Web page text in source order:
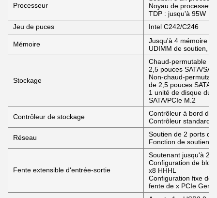
Processeur
Noyau de
TDP : jusqu'à 95W
Jeu de puces
Intel C242/C246
Mémoire
Jusqu'à 4 mémoire
UDIMM de soutien,
Stockage
Chaud-permutable :
2,5 pouces SATA/SAS
Non-chaud-
de 2,5 pouces SATA/
1 unité de disque dur
SATA/PCIe M.2
Contrôleur de stockage
Contrôleur à bord de
Contrôleur standard
Réseau
Soutien de 2 ports de
Fonction de soutien
Fente extensible d'entrée-sortie
Soutenant jusqu'à 2
Configuration de bloc
x8 HHHL
Configuration fixe de
fente de x PCIe Gen3